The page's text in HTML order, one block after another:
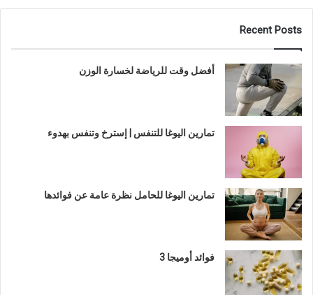
Recent Posts
أفضل وقت للرياضة لخسارة الوزن
تمارين اليوغا للتنفس | إسترخ وتنفس بهدوء
تمارين اليوغا للحامل نظرة عامة عن فوائدها
فوائد أوميجا 3